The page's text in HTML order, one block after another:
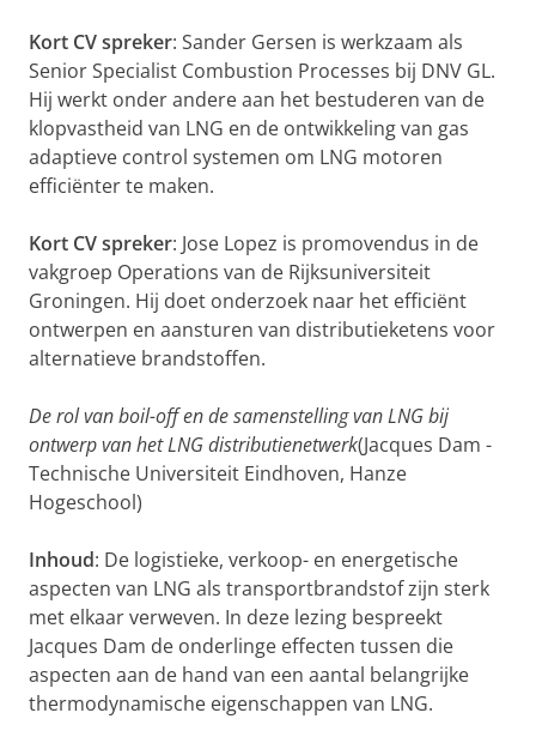
Kort CV spreker: Sander Gersen is werkzaam als
Senior Specialist Combustion Processes bij DNV GL.
Hij werkt onder andere aan het bestuderen van de
klopvastheid van LNG en de ontwikkeling van gas
adaptieve control systemen om LNG motoren
efficiënter te maken.
Kort CV spreker: Jose Lopez is promovendus in de
vakgroep Operations van de Rijksuniversiteit
Groningen. Hij doet onderzoek naar het efficiënt
ontwerpen en aansturen van distributieketens voor
alternatieve brandstoffen.
De rol van boil-off en de samenstelling van LNG bij
ontwerp van het LNG distributienetwerk(Jacques Dam -
Technische Universiteit Eindhoven, Hanze
Hogeschool)
Inhoud: De logistieke, verkoop- en energetische
aspecten van LNG als transportbrandstof zijn sterk
met elkaar verweven. In deze lezing bespreekt
Jacques Dam de onderlinge effecten tussen die
aspecten aan de hand van een aantal belangrijke
thermodynamische eigenschappen van LNG.